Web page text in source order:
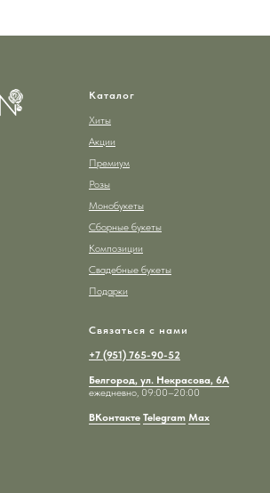
Каталог
Хиты
Акции
Премиум
Розы
Монобукеты
Сборные букеты
Композиции
Свадебные букеты
Подарки
Связаться с нами
+7 (951) 765-90-52
Белгород, ул. Некрасова, 6А
ежедневно, 09:00–20:00
ВКонтакте Telegram Max